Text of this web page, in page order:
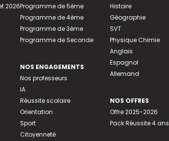
2026Programme de 5ème
Programme de 4ème
Programme de 3ème
Programme de Seconde
NOS ENGAGEMENTS
Nos professeurs
IA
Réussite scolaire
Orientation
Sport
Citoyenneté
Histoire
Géographie
SVT
Physique Chimie
Anglais
Espagnol
Allemand
NOS OFFRES
Offre 2025-2026
Pack Réussite 4 ans